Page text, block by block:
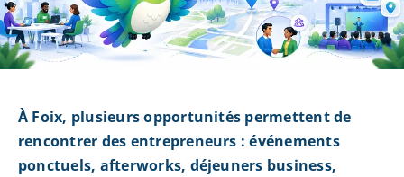
À Foix, plusieurs opportunités permettent de
rencontrer des entrepreneurs : événements
ponctuels, afterworks, déjeuners business,